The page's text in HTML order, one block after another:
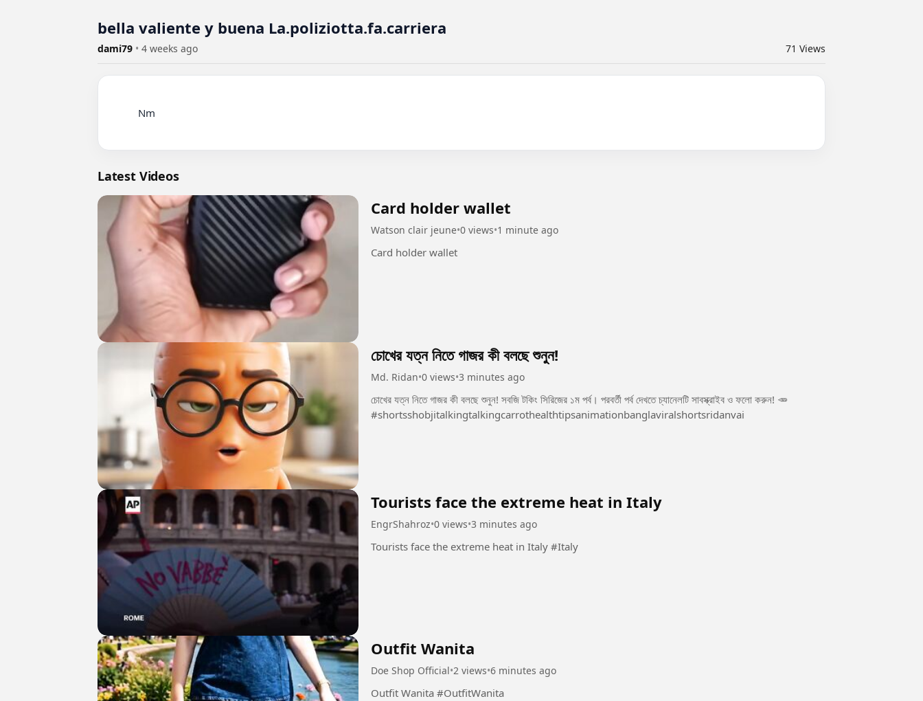
bella valiente y buena La.poliziotta.fa.carriera
dami79 • 4 weeks ago 71 Views
Latest Videos
Card holder wallet
Watson clair jeune•0 views•1 minute ago
Card holder wallet
চোখের যত্ন নিতে গাজর কী বলছে শুনুন!
Md. Ridan•0 views•3 minutes ago
চোখের যত্ন নিতে গাজর কী বলছে শুনুন! সবজি টকিং সিরিজের ১ম পর্ব। পরবর্তী পর্ব দেখতে চ্যানেলটি সাবস্ক্রাইব ও ফলো করুন! 🥕
#shortsshobjitalkingtalkingcarrothealthtipsanimationbanglaviralshortsridanvai
Tourists face the extreme heat in Italy
EngrShahroz•0 views•3 minutes ago
Tourists face the extreme heat in Italy #Italy
Outfit Wanita
Doe Shop Official•2 views•6 minutes ago
Outfit Wanita #OutfitWanita